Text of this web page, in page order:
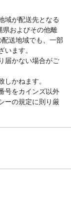
域が配送先となる
県およびその他離
送地域でも、一部
ます。
届かない場合がご
かねます。
号をカインズ以外
ーの規定に則り厳